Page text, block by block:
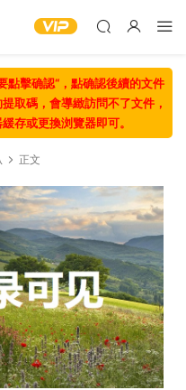
點擊确認“，點确認後續的文件
取碼，會導緻訪問不了文件，
存或更換浏覽器即可。
正文